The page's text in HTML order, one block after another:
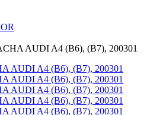
AUDI A4 (B6), (B7), 200301